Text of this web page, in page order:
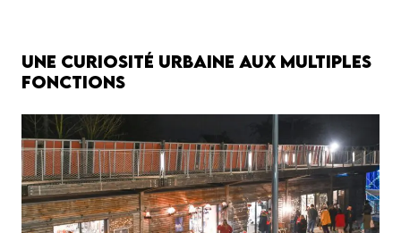
Une curiosité urbaine aux multiples
fonctions